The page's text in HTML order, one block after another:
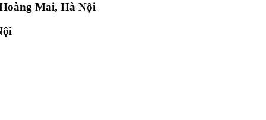
Mai, Hà Nội